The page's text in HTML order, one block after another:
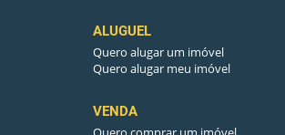
ALUGUEL
Quero alugar um imóvel
Quero alugar meu imóvel
VENDA